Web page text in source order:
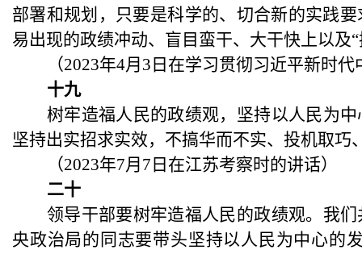
部署和规划，只要是科学的、切合新的实践
易出现的政绩冲动、盲目蛮干、大干快上以及
（2023年4月3日在学习贯彻习近平新时
十九
树牢造福人民的政绩观，坚持以人民为
坚持出实招求实效，不搞华而不实、投机取
（2023年7月7日在江苏考察时的讲话）
二十
领导干部要树牢造福人民的政绩观。我
央政治局的同志要带头坚持以人民为中心的